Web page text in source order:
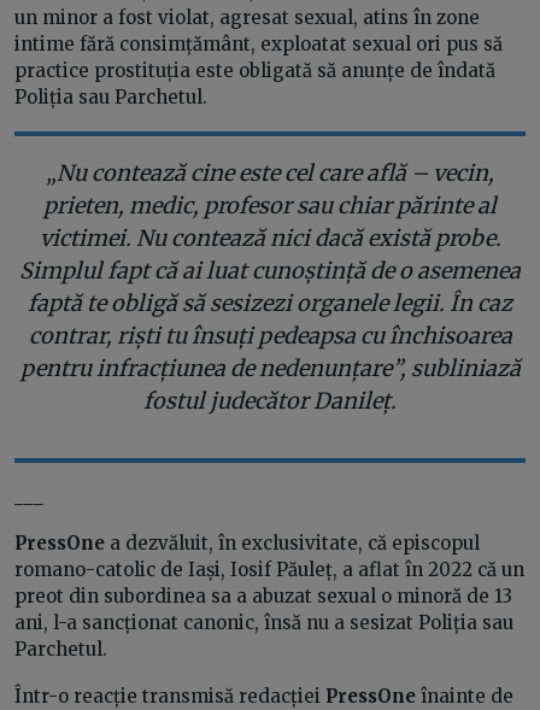
un minor a fost violat, agresat sexual, atins în zone
intime fără consimțământ, exploatat sexual ori pus să
practice prostituția este obligată să anunțe de îndată
Poliția sau Parchetul.
„Nu contează cine este cel care află – vecin,
prieten, medic, profesor sau chiar părinte al
victimei. Nu contează nici dacă există probe.
Simplul fapt că ai luat cunoștință de o asemenea
faptă te obligă să sesizezi organele legii. În caz
contrar, riști tu însuți pedeapsa cu închisoarea
pentru infracțiunea de nedenunțare”, subliniază
fostul judecător Danileț.
PressOne a dezvăluit, în exclusivitate, că episcopul
romano-catolic de Iași, Iosif Păuleț, a aflat în 2022 că un
preot din subordinea sa a abuzat sexual o minoră de 13
ani, l-a sancționat canonic, însă nu a sesizat Poliția sau
Parchetul.
Într-o reacție transmisă redacției PressOne înainte de